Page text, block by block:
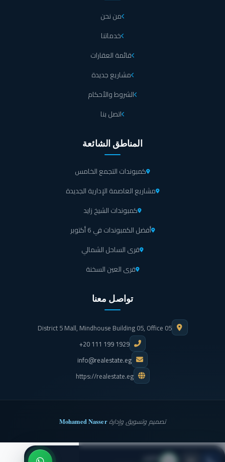
من نحن
خدماتنا
قائمة العقارات
مشاريع جديدة
الشروط والأحكام
اتصل بنا
المناطق الشائعة
كمبوندات التجمع الخامس
مشاريع العاصمة الإدارية الجديدة
كمبوندات الشيخ زايد
أفضل الكمبوندات في 6 أكتوبر
قرى الساحل الشمالي
قرى العين السخنة
تواصل معنا
District 5 Mall, Mindhouse Building 05, Office 05
+20 111 199 1929
info@realestate.eg
https://realestate.eg
تصميم وتسويق وإدارةMohamed Nasser
ذا لاند